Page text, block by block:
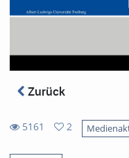
Zurück
5161
2
favorites